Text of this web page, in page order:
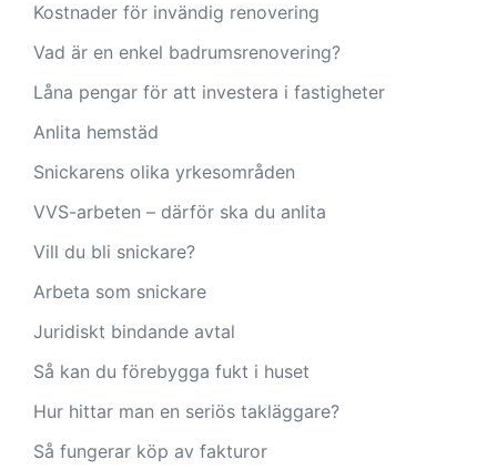
Kostnader för invändig renovering
Vad är en enkel badrumsrenovering?
Låna pengar för att investera i fastigheter
Anlita hemstäd
Snickarens olika yrkesområden
VVS-arbeten – därför ska du anlita
Vill du bli snickare?
Arbeta som snickare
Juridiskt bindande avtal
Så kan du förebygga fukt i huset
Hur hittar man en seriös takläggare?
Så fungerar köp av fakturor